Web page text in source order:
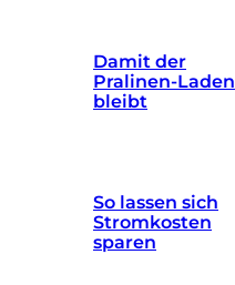
Damit der
Pralinen-Laden
bleibt
So lassen sich
Stromkosten
sparen